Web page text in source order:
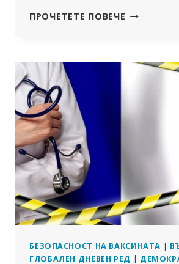
ПРОЧЕТЕТЕ ПОВЕЧЕ БАНКИТЕ
БЕЗОПАСНОСТ НА ВАКСИНАТА |
ГЛОБАЛЕН ДНЕВЕН РЕД |